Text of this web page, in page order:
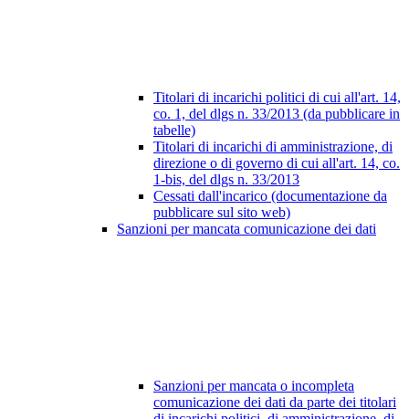
Titolari di incarichi politici di cui all'art. 14,
co. 1, del dlgs n. 33/2013 (da pubblicare in
tabelle)
Titolari di incarichi di amministrazione, di
direzione o di governo di cui all'art. 14, co.
1-bis, del dlgs n. 33/2013
Cessati dall'incarico (documentazione da
pubblicare sul sito web)
Sanzioni per mancata comunicazione dei dati
Sanzioni per mancata o incompleta
comunicazione dei dati da parte dei titolari